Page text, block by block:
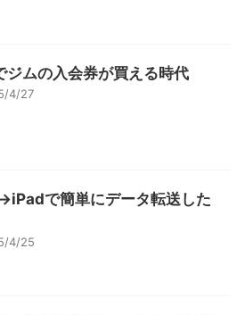
ジムの入会券が買える時代
4/27
で簡単にデータ転送した
4/25